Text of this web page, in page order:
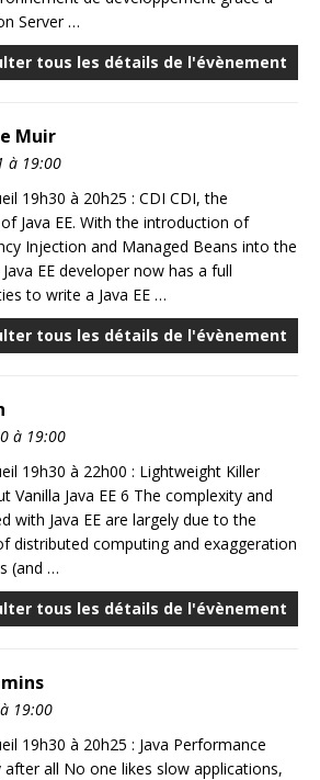
Server …
tous les détails de l'évènement
Muir
à 19:00
19h30 à 20h25 : CDI CDI, the
Java EE. With the introduction of
Injection and Managed Beans into the
EE developer now has a full
to write a Java EE …
tous les détails de l'évènement
à 19:00
19h30 à 22h00 : Lightweight Killer
Vanilla Java EE 6 The complexity and
with Java EE are largely due to the
distributed computing and exaggeration
(and …
tous les détails de l'évènement
19:00
19h30 à 20h25 : Java Performance
all No one likes slow applications,